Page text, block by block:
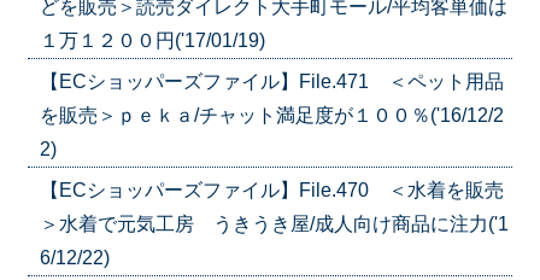
どを販売＞読売ダイレクト大手町モール/平均客単価は
１万１２００円('17/01/19)
【ECショッパーズファイル】File.471 ＜ペット用品
を販売＞ｐｅｋａ/チャット満足度が１００％('16/12/2
2)
【ECショッパーズファイル】File.470 ＜水着を販売
＞水着で元気工房 うきうき屋/成人向け商品に注力('1
6/12/22)